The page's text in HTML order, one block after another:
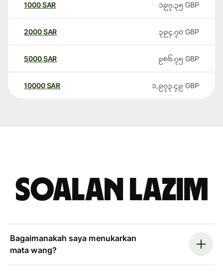
1000SAR ၁၉၇.၃၅ GBP
2000SAR ၃၉၄.၇၀ GBP
5000SAR ၉၈၆.၇၅ GBP
10000 SAR ၁,၉၇၃.၄၉ GBP
Soalan Lazim
Bagaimanakah saya menukarkan
mata wang?